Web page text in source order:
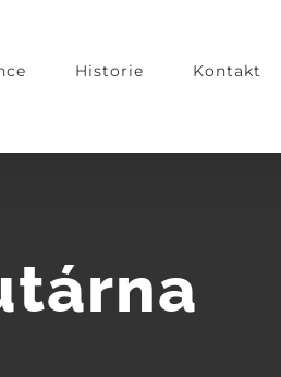
Historie Kontakt